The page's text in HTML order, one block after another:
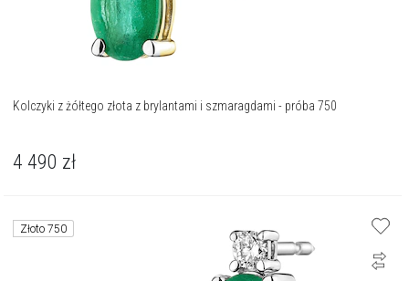
Kolczyki z żółtego złota z brylantami i szmaragdami - próba 750
4 490 zł
Złoto 750